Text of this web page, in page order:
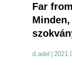
Far
d.adel